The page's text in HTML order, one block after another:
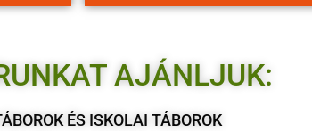
AJÁNLJUK:
ÉS ISKOLAI TÁBOROK